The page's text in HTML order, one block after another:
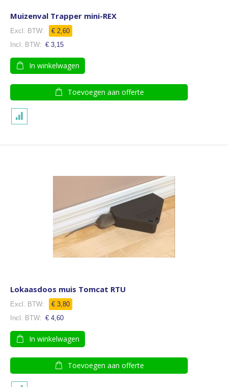
Muizenval Trapper mini-REX
€ 2,60
€ 3,15
In winkelwagen
Toevoegen aan offerte
Lokaasdoos muis Tomcat RTU
€ 3,80
€ 4,60
In winkelwagen
Toevoegen aan offerte